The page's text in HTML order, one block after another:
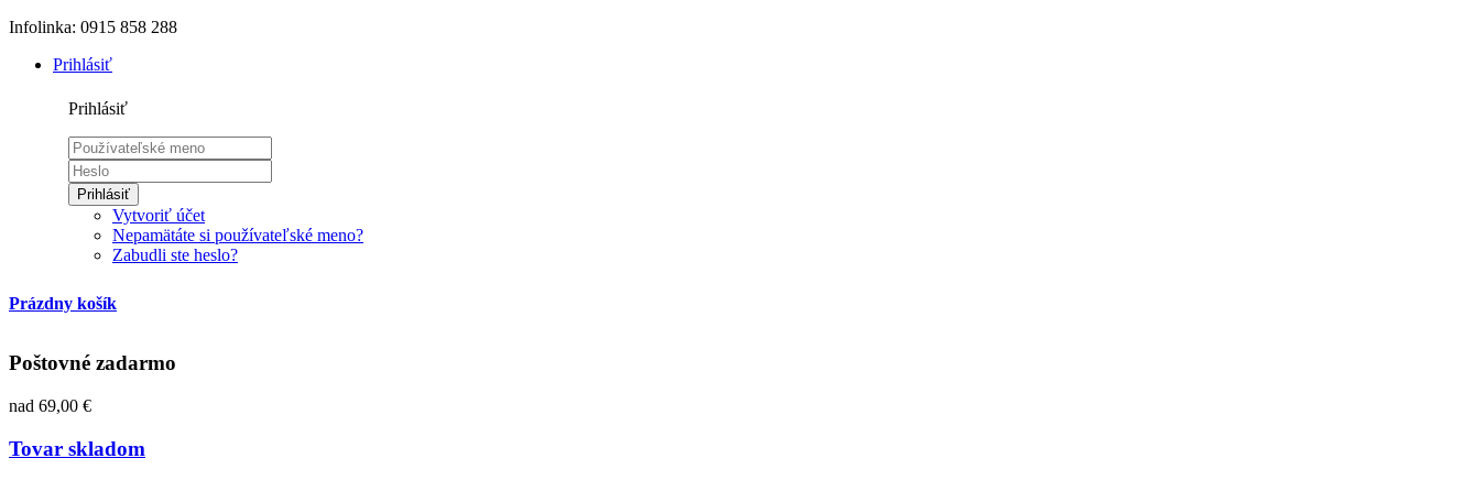
Infolinka: 0915 858 288
Prihlásiť
Prihlásiť
Prihlásiť
Vytvoriť účet
Nepamätáte si používateľské meno?
Zabudli ste heslo?
Prázdny košík
Poštovné zadarmo
nad 69,00 €
Tovar skladom